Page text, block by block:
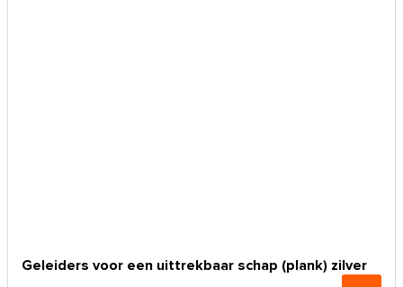
Geleiders voor een uittrekbaar schap (plank) zilver